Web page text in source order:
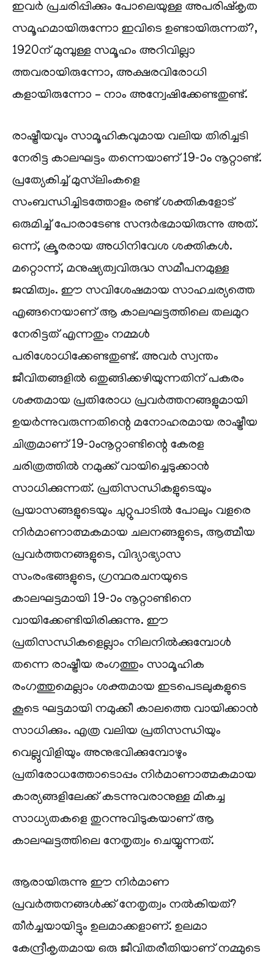
ഇവർ പ്രചരിപ്പിക്കും പോലെയുള്ള അപരിഷ്‌കൃത
സമൂഹമായിരുന്നോ ഇവിടെ ഉണ്ടായിരുന്നത്?,
1920ന് മുമ്പുള്ള സമൂഹം അറിവില്ലാ
ത്തവരായിരുന്നോ, അക്ഷരവിരോധി
കളായിരുന്നോ – നാം അന്വേഷിക്കേണ്ടതുണ്ട്.
രാഷ്ട്രീയവും സാമൂഹികവുമായ വലിയ തിരിച്ചടി
നേരിട്ട കാലഘട്ടം തന്നെയാണ് 19-ാം നൂറ്റാണ്ട്.
പ്രത്യേകിച്ച് മുസ്‌ലിംകളെ
സംബന്ധിച്ചിടത്തോളം രണ്ട് ശക്തികളോട്
ഒരുമിച്ച് പോരാടേണ്ട സന്ദർഭമായിരുന്നു അത്.
ഒന്ന്, ക്രൂരരായ അധിനിവേശ ശക്തികൾ.
മറ്റൊന്ന്, മനുഷ്യത്വവിരുദ്ധ സമീപനമുള്ള
ജന്മിത്വം. ഈ സവിശേഷമായ സാഹചര്യത്തെ
എങ്ങനെയാണ് ആ കാലഘട്ടത്തിലെ തലമുറ
നേരിട്ടത് എന്നതും നമ്മൾ
പരിശോധിക്കേണ്ടതുണ്ട്. അവർ സ്വന്തം
ജീവിതങ്ങളിൽ ഒതുങ്ങിക്കഴിയുന്നതിന് പകരം
ശക്തമായ പ്രതിരോധ പ്രവർത്തനങ്ങളുമായി
ഉയർന്നുവരുന്നതിന്റെ മനോഹരമായ രാഷ്ട്രീയ
ചിത്രമാണ് 19-ാംനൂറ്റാണ്ടിന്റെ കേരള
ചരിത്രത്തിൽ നമുക്ക് വായിച്ചെടുക്കാൻ
സാധിക്കുന്നത്. പ്രതിസന്ധികളുടെയും
പ്രയാസങ്ങളുടെയും ചുറ്റുപാടിൽ പോലും വളരെ
നിർമാണാത്മകമായ ചലനങ്ങളുടെ, ആത്മീയ
പ്രവർത്തനങ്ങളുടെ, വിദ്യാഭ്യാസ
സംരംഭങ്ങളുടെ, ഗ്രന്ഥരചനയുടെ
കാലഘട്ടമായി 19-ാം നൂറ്റാണ്ടിനെ
വായിക്കേണ്ടിയിരിക്കുന്നു. ഈ
പ്രതിസന്ധികളെല്ലാം നിലനിൽക്കുമ്പോൾ
തന്നെ രാഷ്ട്രീയ രംഗത്തും സാമൂഹിക
രംഗത്തുമെല്ലാം ശക്തമായ ഇടപെടലുകളുടെ
കൂടെ ഘട്ടമായി നമുക്കീ കാലത്തെ വായിക്കാൻ
സാധിക്കും. എത്ര വലിയ പ്രതിസന്ധിയും
വെല്ലുവിളിയും അനുഭവിക്കുമ്പോഴും
പ്രതിരോധത്തോടൊപ്പം നിർമാണാത്മകമായ
കാര്യങ്ങളിലേക്ക് കടന്നുവരാനുള്ള മികച്ച
സാധ്യതകളെ തുറന്നുവിടുകയാണ് ആ
കാലഘട്ടത്തിലെ നേതൃത്വം ചെയ്യുന്നത്.
ആരായിരുന്നു ഈ നിർമാണ
പ്രവർത്തനങ്ങൾക്ക് നേതൃത്വം നൽകിയത്?
തീർച്ചയായിട്ടും ഉലമാക്കളാണ്. ഉലമാ
കേന്ദ്രീകൃതമായ ഒരു ജീവിതരീതിയാണ് നമ്മുടെ